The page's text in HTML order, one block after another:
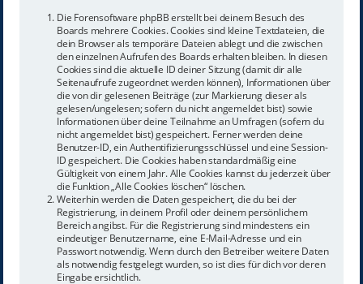
Die Forensoftware phpBB erstellt bei deinem Besuch des
Boards mehrere Cookies. Cookies sind kleine Textdateien, die
dein Browser als temporäre Dateien ablegt und die zwischen
den einzelnen Aufrufen des Boards erhalten bleiben. In diesen
Cookies sind die aktuelle ID deiner Sitzung (damit dir alle
Seitenaufrufe zugeordnet werden können), Informationen über
die von dir gelesenen Beiträge (zur Markierung dieser als
gelesen/ungelesen; sofern du nicht angemeldet bist) sowie
Informationen über deine Teilnahme an Umfragen (sofern du
nicht angemeldet bist) gespeichert. Ferner werden deine
Benutzer-ID, ein Authentifizierungsschlüssel und eine Session-
ID gespeichert. Die Cookies haben standardmäßig eine
Gültigkeit von einem Jahr. Alle Cookies kannst du jederzeit über
die Funktion „Alle Cookies löschen“ löschen.
Weiterhin werden die Daten gespeichert, die du bei der
Registrierung, in deinem Profil oder deinem persönlichem
Bereich angibst. Für die Registrierung sind mindestens ein
eindeutiger Benutzername, eine E-Mail-Adresse und ein
Passwort notwendig. Wenn durch den Betreiber weitere Daten
als notwendig festgelegt wurden, so ist dies für dich vor deren
Eingabe ersichtlich.